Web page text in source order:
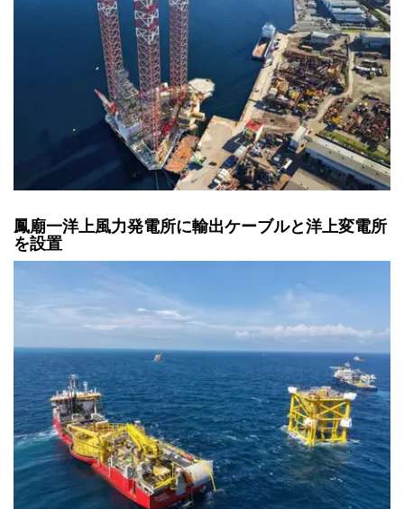
鳳廟一洋上風力発電所に輸出ケーブルと洋上変電所
を設置